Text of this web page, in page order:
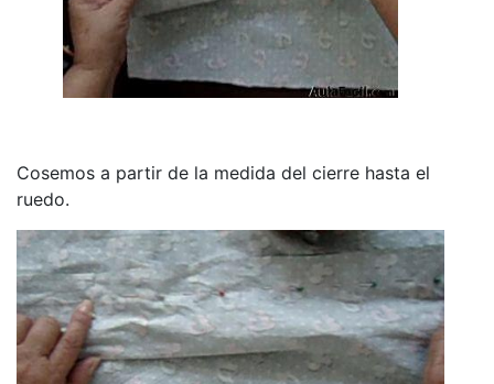
Cosemos a partir de la medida del cierre hasta el
ruedo.